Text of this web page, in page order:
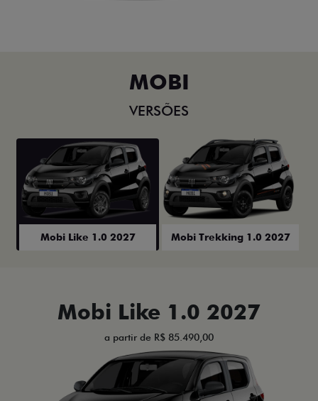
MOBI
VERSÕES
Mobi Like 1.0 2027 Mobi Trekking 1.0 2027
Mobi Like 1.0 2027
a partir de R$ 85.490,00